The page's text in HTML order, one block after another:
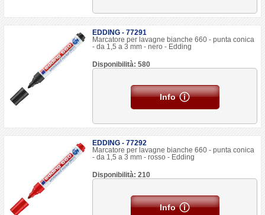
EDDING - 77291
Marcatore per lavagne bianche 660 - punta conica
- da 1,5 a 3 mm - nero - Edding
Disponibilità: 580
Info
EDDING - 77292
Marcatore per lavagne bianche 660 - punta conica
- da 1,5 a 3 mm - rosso - Edding
Disponibilità: 210
Info